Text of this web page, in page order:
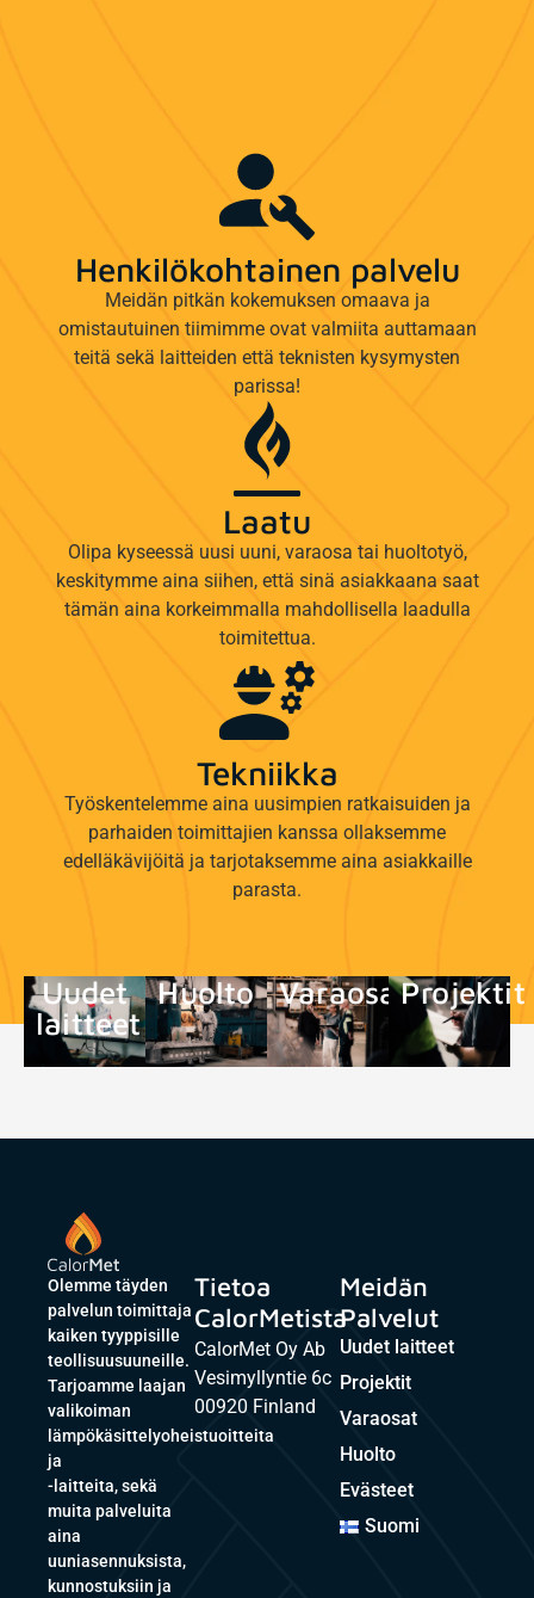
Henkilökohtainen palvelu
Meidän pitkän kokemuksen omaava ja
omistautuinen tiimimme ovat valmiita auttamaan
teitä sekä laitteiden että teknisten kysymysten
parissa!
Laatu
Olipa kyseessä uusi uuni, varaosa tai huoltotyö,
keskitymme aina siihen, että sinä asiakkaana saat
tämän aina korkeimmalla mahdollisella laadulla
toimitettua.
Tekniikka
Työskentelemme aina uusimpien ratkaisuiden ja
parhaiden toimittajien kanssa ollaksemme
edelläkävijöitä ja tarjotaksemme aina asiakkaille
parasta.
Uudet
laitteet
Huolto VaraosatProjektit
Olemme täyden
palvelun toimittaja
kaiken tyyppisille
teollisuusuuneille.
Tarjoamme laajan
valikoiman
lämpökäsittelyoheistuoitteita
ja
-laitteita, sekä
muita palveluita
aina
uuniasennuksista,
kunnostuksiin ja
Tietoa
CalorMetista
CalorMet Oy Ab
Vesimyllyntie 6c
00920 Finland
Meidän
Palvelut
Uudet laitteet
Projektit
Varaosat
Huolto
Evästeet
Suomi